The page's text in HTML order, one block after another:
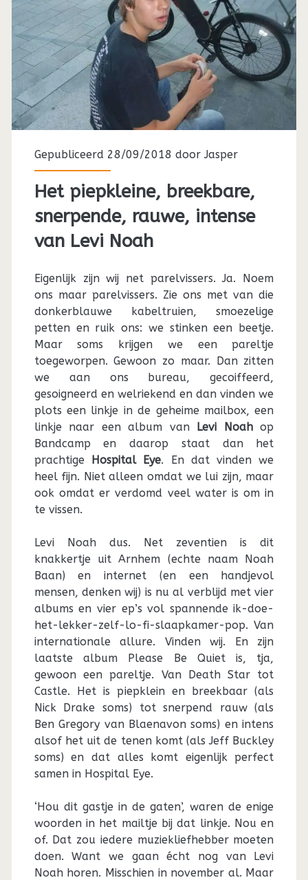
Gepubliceerd 28/09/2018 doorJasper
Het piepkleine, breekbare,
snerpende, rauwe, intense
van Levi Noah
Eigenlijk zijn wij net parelvissers. Ja. Noem
ons maar parelvissers. Zie ons met van die
donkerblauwe kabeltruien, smoezelige
petten en ruik ons: we stinken een beetje.
Maar soms krijgen we een pareltje
toegeworpen. Gewoon zo maar. Dan zitten
we aan ons bureau, gecoiffeerd,
gesoigneerd en welriekend en dan vinden we
plots een linkje in de geheime mailbox, een
linkje naar een album van Levi Noahop
Bandcamp en daarop staat dan het
prachtige
Hospital Eye. En dat vinden we
heel fijn. Niet alleen omdat we lui zijn, maar
ook omdat er verdomd veel water is om in
te vissen.
Levi Noah dus. Net zeventien is dit
knakkertje uit Arnhem (echte naam Noah
Baan) en internet (en een handjevol
mensen, denken wij) is nu al verblijd met vier
albums en vier ep’s vol spannende ik-doe-
het-lekker-zelf-lo-fi-slaapkamer-pop. Van
internationale allure. Vinden wij. En zijn
laatste album Please Be Quiet is, tja,
gewoon een pareltje. Van Death Star tot
Castle. Het is piepklein en breekbaar (als
Nick Drake soms) tot snerpend rauw (als
Ben Gregory van Blaenavon soms) en intens
alsof het uit de tenen komt (als Jeff Buckley
soms) en dat alles komt eigenlijk perfect
samen in Hospital Eye.
‘Hou dit gastje in de gaten’, waren de enige
woorden in het mailtje bij dat linkje. Nou en
of. Dat zou iedere muziekliefhebber moeten
doen. Want we gaan écht nog van Levi
Noah horen. Misschien in november al. Maar